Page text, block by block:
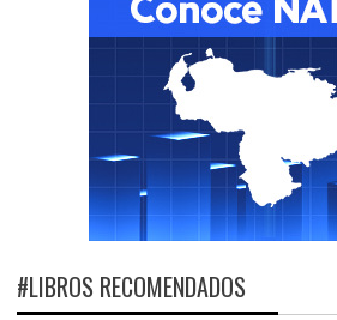
#LIBROS RECOMENDADOS